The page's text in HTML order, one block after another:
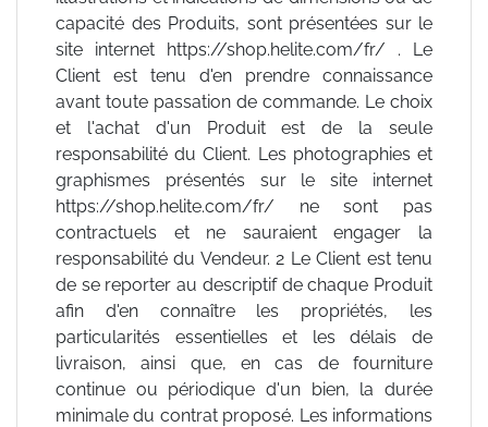
capacité des Produits, sont présentées sur le
site internet https://shop.helite.com/fr/ . Le
Client est tenu d'en prendre connaissance
avant toute passation de commande. Le choix
et l'achat d'un Produit est de la seule
responsabilité du Client. Les photographies et
graphismes présentés sur le site internet
https://shop.helite.com/fr/ ne sont pas
contractuels et ne sauraient engager la
responsabilité du Vendeur. 2 Le Client est tenu
de se reporter au descriptif de chaque Produit
afin d'en connaître les propriétés, les
particularités essentielles et les délais de
livraison, ainsi que, en cas de fourniture
continue ou périodique d'un bien, la durée
minimale du contrat proposé. Les informations